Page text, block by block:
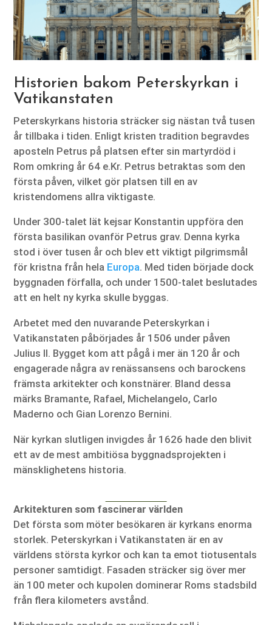
Historien bakom Peterskyrkan i
Vatikanstaten
Peterskyrkans historia sträcker sig nästan två tusen
år tillbaka i tiden. Enligt kristen tradition begravdes
aposteln Petrus på platsen efter sin martyrdöd i
Rom omkring år 64 e.Kr. Petrus betraktas som den
första påven, vilket gör platsen till en av
kristendomens allra viktigaste.
Under 300-talet lät kejsar Konstantin uppföra den
första basilikan ovanför Petrus grav. Denna kyrka
stod i över tusen år och blev ett viktigt pilgrimsmål
för kristna från hela Europa. Med tiden började dock
byggnaden förfalla, och under 1500-talet beslutades
att en helt ny kyrka skulle byggas.
Arbetet med den nuvarande Peterskyrkan i
Vatikanstaten påbörjades år 1506 under påven
Julius II. Bygget kom att pågå i mer än 120 år och
engagerade några av renässansens och barockens
främsta arkitekter och konstnärer. Bland dessa
märks Bramante, Rafael, Michelangelo, Carlo
Maderno och Gian Lorenzo Bernini.
När kyrkan slutligen invigdes år 1626 hade den blivit
ett av de mest ambitiösa byggnadsprojekten i
mänsklighetens historia.
Arkitekturen som fascinerar världen
Det första som möter besökaren är kyrkans enorma
storlek. Peterskyrkan i Vatikanstaten är en av
världens största kyrkor och kan ta emot tiotusentals
personer samtidigt. Fasaden sträcker sig över mer
än 100 meter och kupolen dominerar Roms stadsbild
från flera kilometers avstånd.